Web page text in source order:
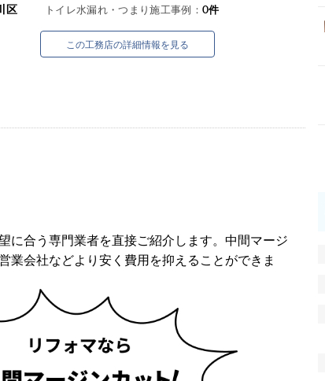
区 トイレ水漏れ・つまり施工事例： 0件
この工務店の詳細情報を見る
に合う専門業者を直接ご紹介します。中間マージ
業会社などより安く費用を抑えることができま